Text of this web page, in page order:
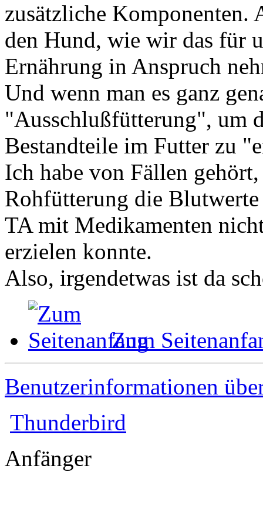
zusätzliche Komponenten.
den Hund, wie wir das für
Ernährung in Anspruch
Und wenn man es ganz
"Ausschlußfütterung", um
Bestandteile im Futter zu
Ich habe von Fällen
Rohfütterung die
TA mit Medikamenten
erzielen konnte.
Also, irgendetwas ist da
Zum
Benutzerinformationen
Thunderbird
Anfänger